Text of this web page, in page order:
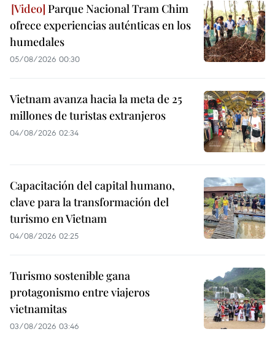
Parque Nacional Tram Chim
ofrece experiencias auténticas en los
humedales
05/08/2026 00:30
Vietnam avanza hacia la meta de 25
millones de turistas extranjeros
04/08/2026 02:34
Capacitación del capital humano,
clave para la transformación del
turismo en Vietnam
04/08/2026 02:25
Turismo sostenible gana
protagonismo entre viajeros
vietnamitas
03/08/2026 03:46